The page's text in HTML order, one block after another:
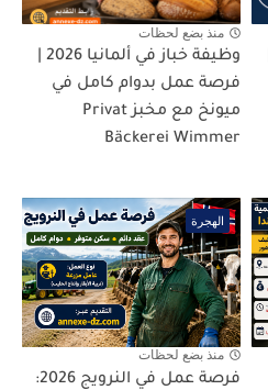
منذ بضع لحظات
فرصة عمل بدوام كامل في
ميونخ مع مخبز Privat
Bäckerei Wimmer
الهجرة
منذ بضع لحظات
فرصة عمل في النرويج 2026: